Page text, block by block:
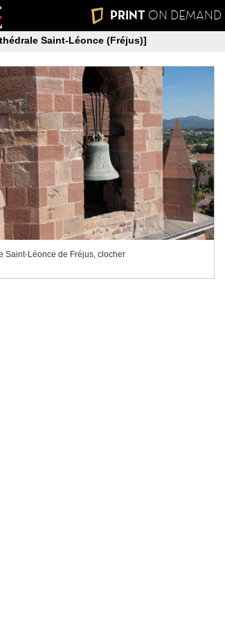
PRINT ON DEMAND
Saint-Léonce (Fréjus)]
Saint-Léonce de Fréjus, clocher